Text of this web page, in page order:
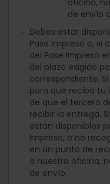
oficina,
de envío
Debes estar
Pase Impreso o, si
del Pase Impreso
del plazo exigido
correspondiente.
para que reciba tu
de que el tercero
recibir la entrega.
están disponibles
Impreso, o no
en un punto de
a nuestra oficina,
de envío.